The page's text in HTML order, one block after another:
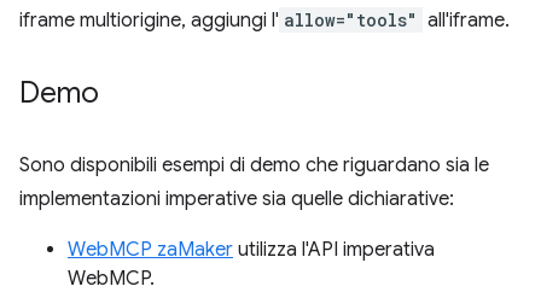
iframe multiorigine, aggiungi l' allow="tools" all'iframe.
Demo
Sono disponibili esempi di demo che riguardano sia le
implementazioni imperative sia quelle dichiarative:
WebMCP zaMaker utilizza l'API imperativa
WebMCP.